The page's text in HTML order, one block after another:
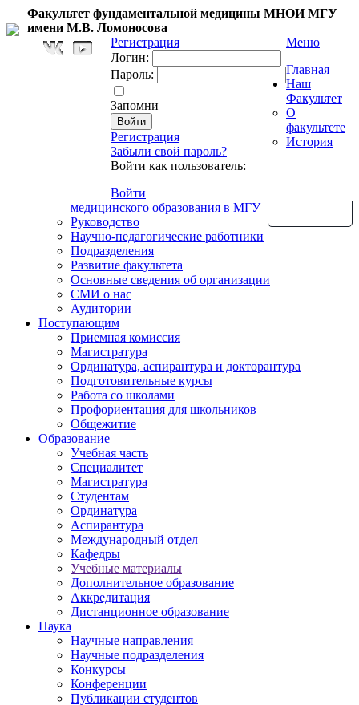
Факультет фундаментальной медицины МНОИ МГУ
имени М.В. Ломоносова
Регистрация
Логин:
Пароль:
Запомни
Регистрация
Забыли свой пароль?
Войти как пользователь:
Войти
Меню
Главная
Наш
Факультет
О
факультете
История
медицинского образования в МГУ
Руководство
Научно-педагогические работники
Подразделения
Развитие факультета
Основные сведения об организации
СМИ о нас
Аудитории
Поступающим
Приемная комиссия
Магистратура
Ординатура, аспирантура и докторантура
Подготовительные курсы
Работа со школами
Профориентация для школьников
Общежитие
Образование
Учебная часть
Специалитет
Магистратура
Студентам
Ординатура
Аспирантура
Международный отдел
Кафедры
Учебные материалы
Дополнительное образование
Аккредитация
Дистанционное образование
Наука
Научные направления
Научные подразделения
Конкурсы
Конференции
Публикации студентов